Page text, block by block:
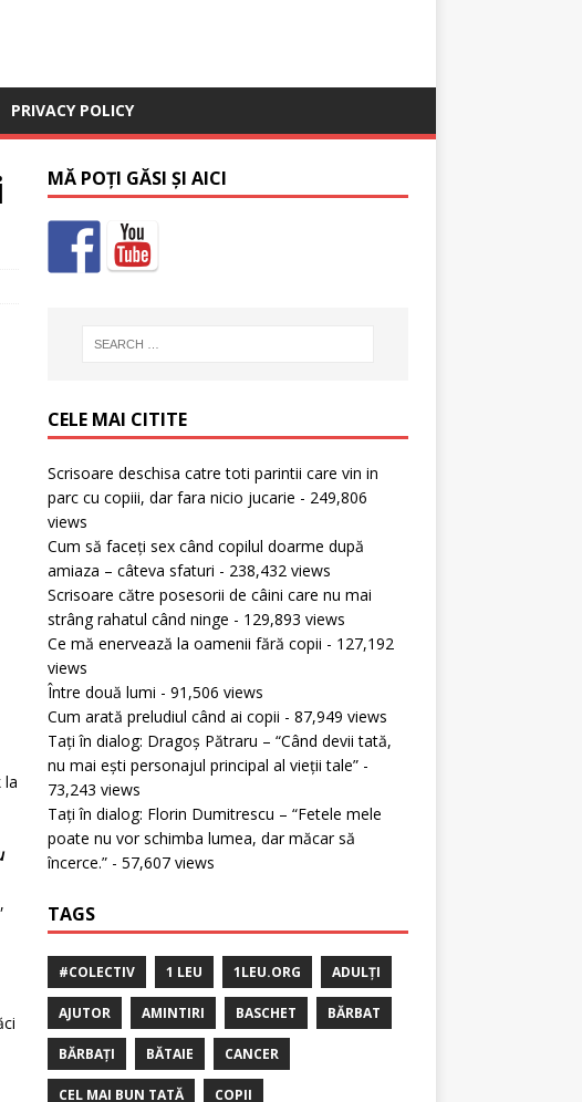
PRIVACY POLICY
la
MĂ POȚI GĂSI ȘI AICI
CELE MAI CITITE
Scrisoare deschisa catre toti parintii care vin in
parc cu copiii, dar fara nicio jucarie - 249,806
views
Cum să faceți sex când copilul doarme după
amiaza – câteva sfaturi - 238,432 views
Scrisoare către posesorii de câini care nu mai
strâng rahatul când ninge - 129,893 views
Ce mă enervează la oamenii fără copii - 127,192
views
Între două lumi - 91,506 views
Cum arată preludiul când ai copii - 87,949 views
Tați în dialog: Dragoș Pătraru – “Când devii tată,
nu mai ești personajul principal al vieții tale”-
73,243 views
Tați în dialog: Florin Dumitrescu – “Fetele mele
poate nu vor schimba lumea, dar măcar să
încerce.”- 57,607 views
TAGS
#COLECTIV 1 LEU 1LEU.ORG ADULȚI
AJUTOR AMINTIRI BASCHET BĂRBAT
BĂRBAȚI BĂTAIE CANCER
CEL MAI BUN TATĂ COPII